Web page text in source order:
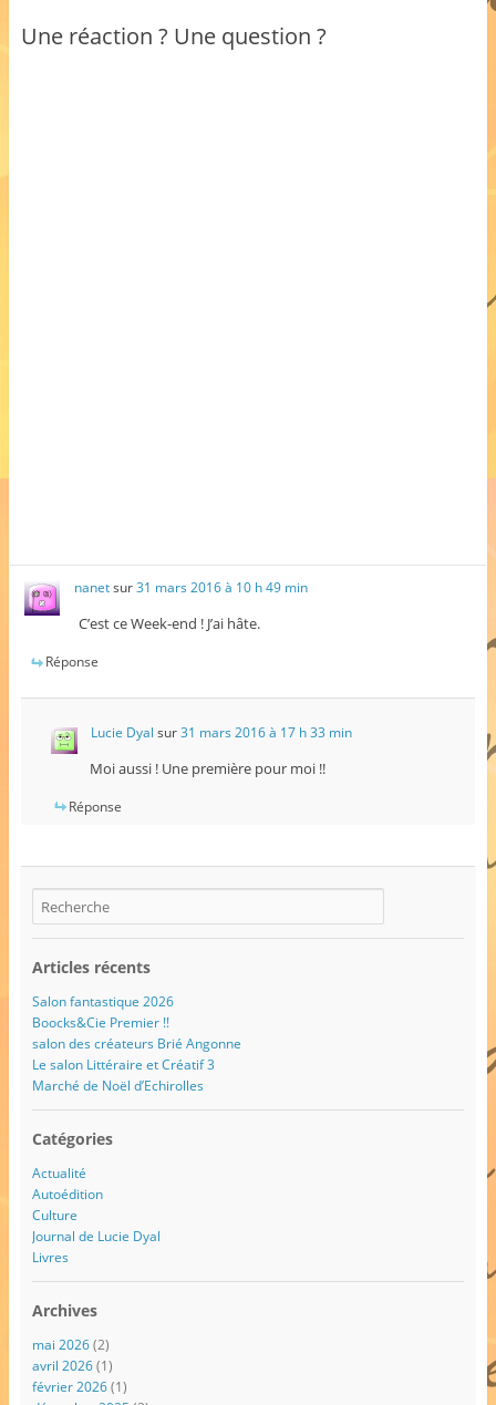
Une réaction ? Une question ?
nanetsur31 mars 2016 à 10 h 49 min
C’est ce Week-end ! J’ai hâte.
Réponse
Lucie Dyal sur31 mars 2016 à 17 h 33 min
Moi aussi ! Une première pour moi !!
Réponse
Articles récents
Salon fantastique 2026
Boocks&Cie Premier !!
salon des créateurs Brié Angonne
Le salon Littéraire et Créatif 3
Marché de Noël d’Echirolles
Catégories
Actualité
Autoédition
Culture
Journal de Lucie Dyal
Livres
Archives
mai 2026(2)
avril 2026(1)
février 2026(1)